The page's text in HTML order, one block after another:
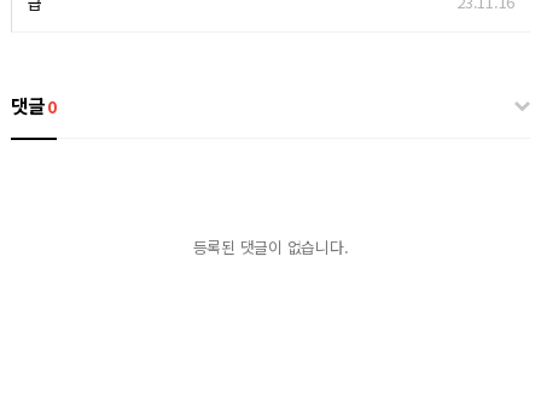
댓글0
등록된 댓글이 없습니다.